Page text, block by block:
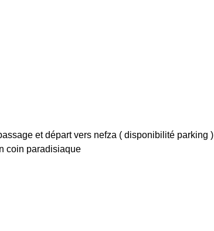
et départ vers nefza ( disponibilité parking )
coin paradisiaque